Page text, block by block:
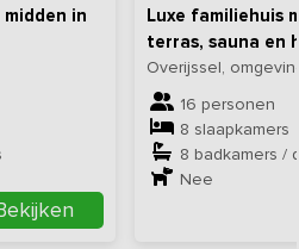
in
Luxe familiehuis
terras, sauna en
Overijssel,
16 personen
8 slaapkamers
8 badkamers /
Nee